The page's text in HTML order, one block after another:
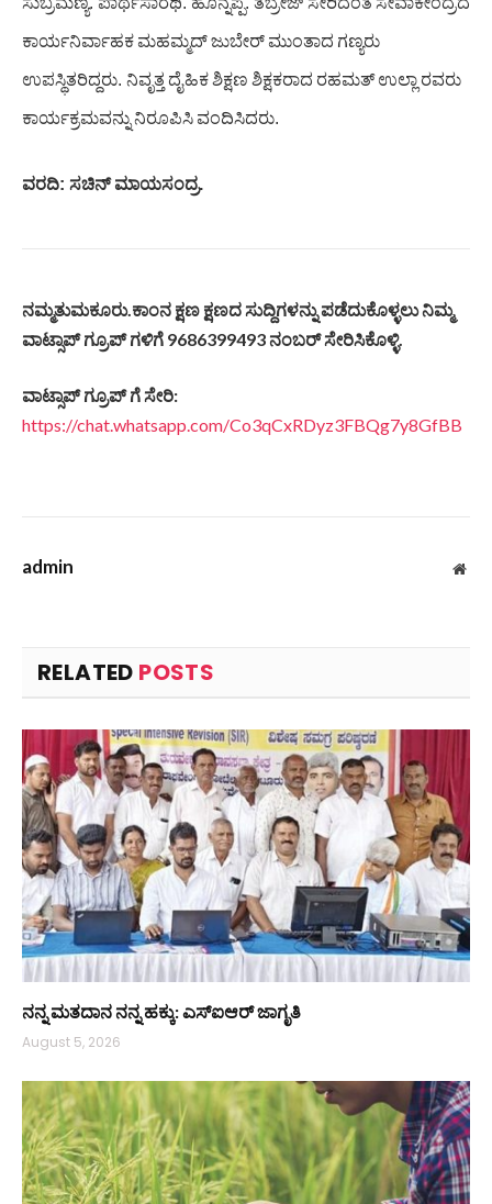
ಕಾರ್ಯನಿರ್ವಾಹಕ ಮಹಮ್ಮದ್ಜುಬೇರ್ ಮುಂತಾದ ಗಣ್ಯರು
ಉಪಸ್ಥಿತರಿದ್ದರು. ನಿವೃತ್ತ ದೈಹಿಕಶಿಕ್ಷಣ ಶಿಕ್ಷಕರಾದ ರಹಮತ್ ಉಲ್ಲಾ ರವರು
ಕಾರ್ಯಕ್ರಮವನ್ನುನಿರೂಪಿಸಿ ವಂದಿಸಿದರು.
ವರದಿ: ಸಚಿನ್ ಮಾಯಸಂದ್ರ.
ನಮ್ಮತುಮಕೂರು.ಕಾಂನ ಕ್ಷಣ ಕ್ಷಣದ ಸುದ್ದಿಗಳನ್ನು ಪಡೆದುಕೊಳ್ಳಲು ನಿಮ್ಮ
ವಾಟ್ಸಾಪ್ ಗ್ರೂಪ್ ಗಳಿಗೆ 9686399493 ನಂಬರ್ ಸೇರಿಸಿಕೊಳ್ಳಿ.
ವಾಟ್ಸಾಪ್ ಗ್ರೂಪ್ ಗೆ ಸೇರಿ:
https://chat.whatsapp.com/Co3qCxRDyz3FBQg7y8GfBB
admin
RELATED POSTS
ನನ್ನ ಮತದಾನ ನನ್ನ ಹಕ್ಕು: ಎಸ್ಐಆರ್ ಜಾಗೃತಿ
August 5, 2026